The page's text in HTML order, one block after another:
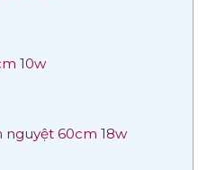
10w
nguyệt 60cm 18w